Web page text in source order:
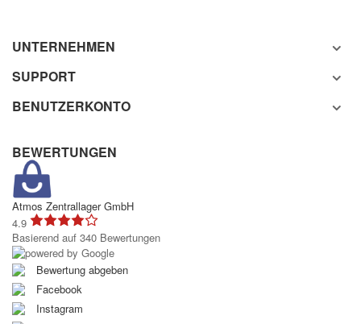
UNTERNEHMEN
SUPPORT
BENUTZERKONTO
BEWERTUNGEN
Atmos Zentrallager GmbH
4.9
Basierend auf 340 Bewertungen
Bewertung abgeben
Facebook
Instagram